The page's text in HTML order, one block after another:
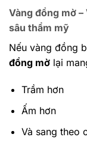
Vàng đồng mờ
sâu thẩm mỹ
Nếu vàng đồng
đồng mờ lại
Trầm hơn
Ấm hơn
Và sang theo